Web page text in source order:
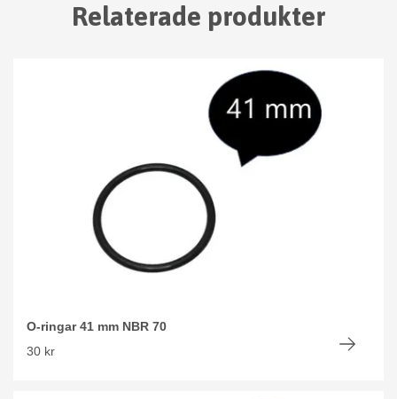
Relaterade produkter
O-ringar 41 mm NBR 70
30 kr